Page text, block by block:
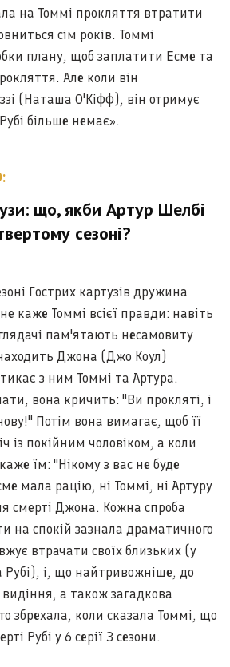
на Томмі прокляття втратити
сім років. Томмі
плану, щоб заплатити Есме та
Але коли він
(Наташа О'Кіфф), він отримує
більше немає».
що, якби Артур Шелбі
сезоні?
Гострих картузів дружина
каже Томмі всієї правди: навіть
пам'ятають несамовиту
Джона (Джо Коул)
з ним Томмі та Артура.
вона кричить: "Ви прокляті, і
Потім вона вимагає, щоб її
із покійним чоловіком, а коли
їм: "Нікому з вас не буде
мала рацію, ні Томмі, ні Артуру
смерті Джона. Кожна спроба
на спокій зазнала драматичного
втрачати своїх близьких (у
Рубі), і, що найтривожніше, до
а також загадкова
збрехала, коли сказала Томмі, що
Рубі у 6 серії 3 сезони.